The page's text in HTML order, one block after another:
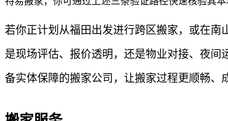
若你正计划从福田出发进行跨区搬家，或在
是现场评估、报价透明，还是物业对接、夜
备实体保障的搬家公司，让搬家过程更顺畅、